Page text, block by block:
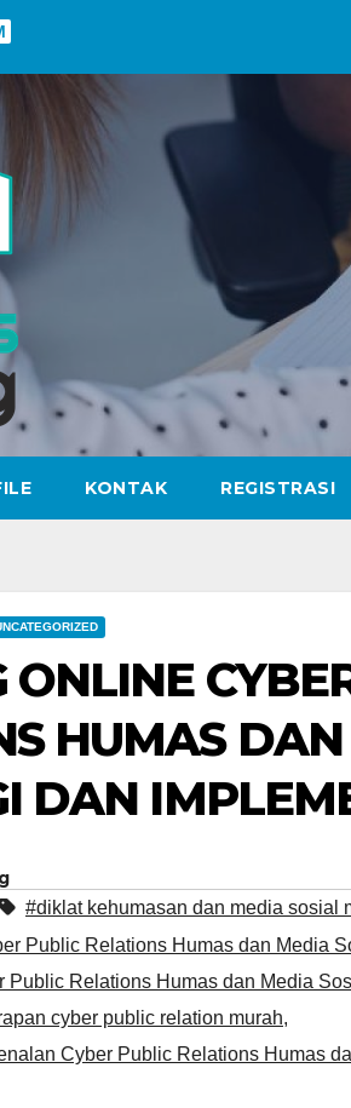
KONTAK REGISTRASI
ONLINE
HUMAS
DAN
#diklat kehumasan dan media sosial
Public Relations Humas dan Media
Public Relations Humas dan Media
cyber public relation murah,
Cyber Public Relations Humas